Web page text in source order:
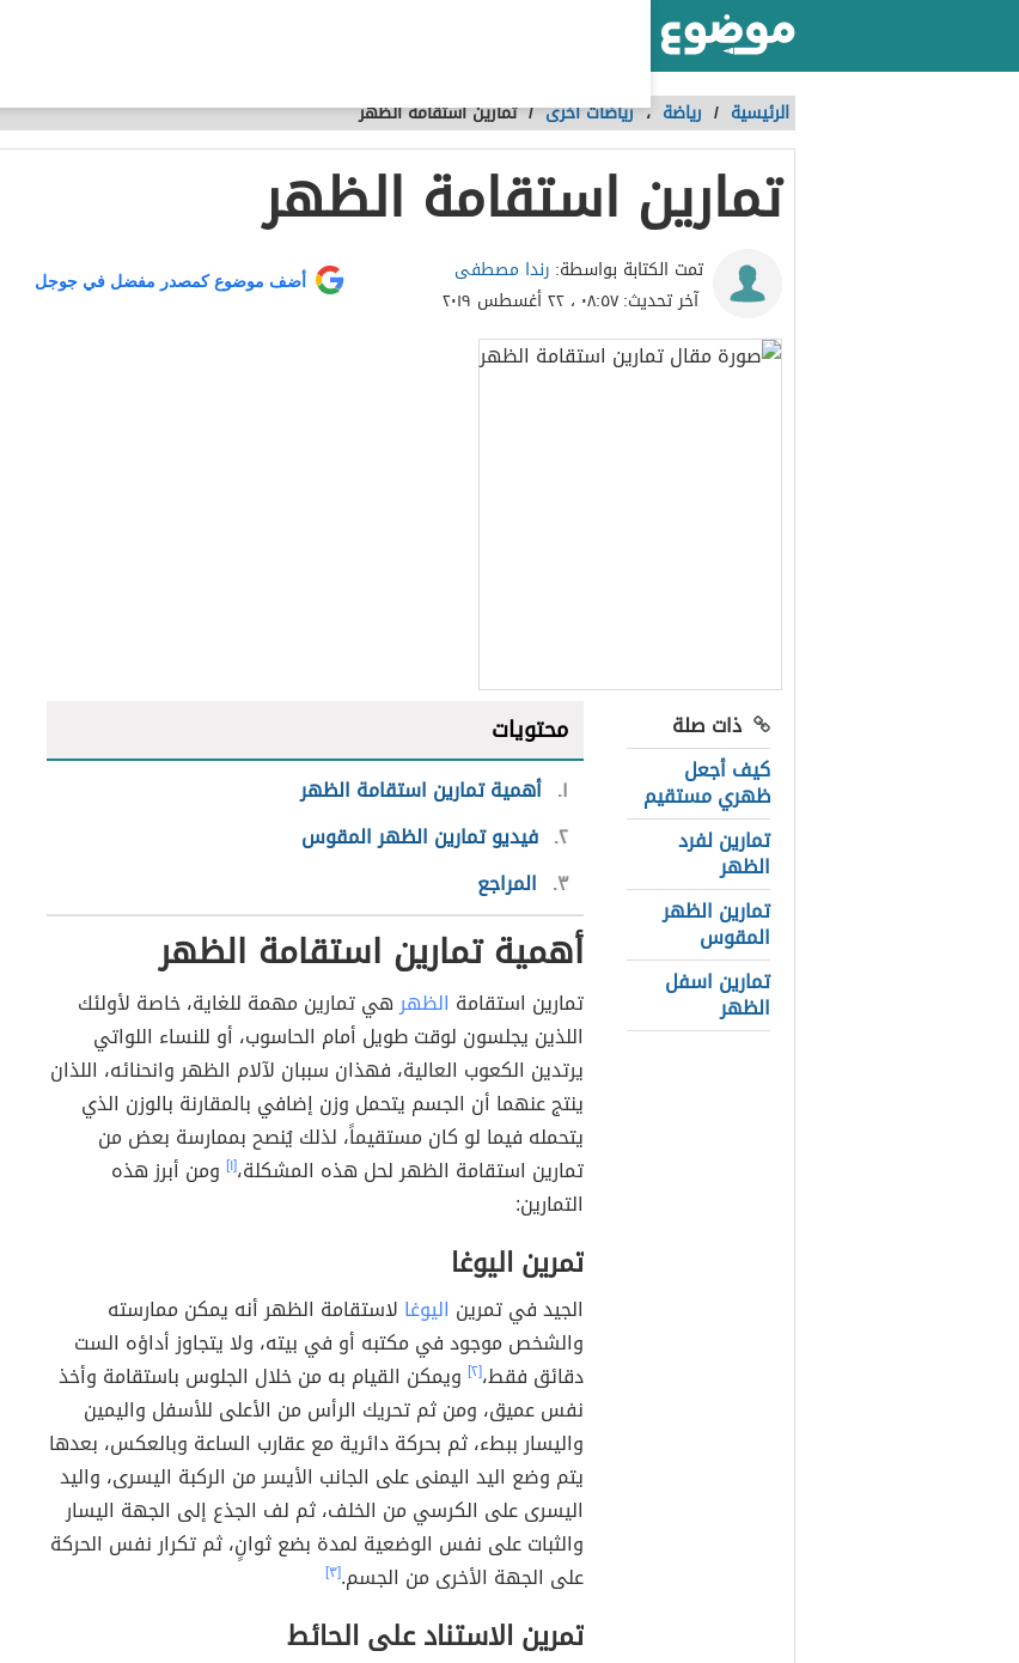
الرئيسية / رياضة ،رياضات أخرى /تمارين استقامة الظهر
تمارين استقامة الظهر
تمت الكتابة بواسطة: رندا مصطفى
آخر تحديث:٠٨:٥٧ ، ٢٢ أغسطس ٢٠١٩
أضف موضوع كمصدر مفضل في جوجل
ذات صلة
كيف أجعل
ظهري مستقيم
تمارين لفرد
الظهر
تمارين الظهر
المقوس
تمارين اسفل
الظهر
محتويات
١ أهمية تمارين استقامة الظهر
٢ فيديو تمارين الظهر المقوس
٣ المراجع
أهمية تمارين استقامة الظهر
تمارين استقامة الظهرهي تمارين مهمة للغاية، خاصة لأولئك
اللذين يجلسون لوقت طويل أمام الحاسوب، أو للنساء اللواتي
يرتدين الكعوب العالية، فهذان سببان لآلام الظهر وانحنائه، اللذان
ينتج عنهما أن الجسم يتحمل وزن إضافي بالمقارنة بالوزن الذي
يتحمله فيما لو كان مستقيماً، لذلك يُنصح بممارسة بعض من
تمارين استقامة الظهر لحل هذه المشكلة،[١] ومن أبرز هذه
التمارين:
تمرين اليوغا
الجيد في تمرين اليوغا لاستقامة الظهر أنه يمكن ممارسته
والشخص موجود في مكتبه أو في بيته، ولا يتجاوز أداؤه الست
دقائق فقط،[٢]
ويمكن القيام به من خلال الجلوس باستقامة وأخذ
نفس عميق، ومن ثم تحريك الرأس من الأعلى للأسفل واليمين
واليسار ببطء، ثم بحركة دائرية مع عقارب الساعة وبالعكس، بعدها
يتم وضع اليد اليمنى على الجانب الأيسر من الركبة اليسرى، واليد
اليسرى على الكرسي من الخلف، ثم لف الجذع إلى الجهة اليسار
والثبات على نفس الوضعية لمدة بضع ثوانٍ، ثم تكرار نفس الحركة
على الجهة الأخرى من الجسم.[٣]
تمرين الاستناد على الحائط